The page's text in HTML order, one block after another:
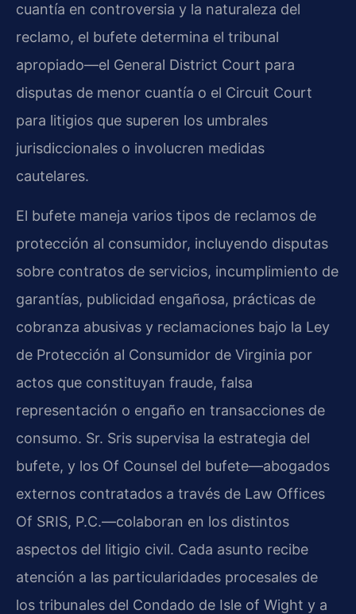
cuantía en controversia y la naturaleza del
reclamo, el bufete determina el tribunal
apropiado—el General District Court para
disputas de menor cuantía o el Circuit Court
para litigios que superen los umbrales
jurisdiccionales o involucren medidas
cautelares.
El bufete maneja varios tipos de reclamos de
protección al consumidor, incluyendo disputas
sobre contratos de servicios, incumplimiento de
garantías, publicidad engañosa, prácticas de
cobranza abusivas y reclamaciones bajo la Ley
de Protección al Consumidor de Virginia por
actos que constituyan fraude, falsa
representación o engaño en transacciones de
consumo. Sr. Sris supervisa la estrategia del
bufete, y los Of Counsel del bufete—abogados
externos contratados a través de Law Offices
Of SRIS, P.C.—colaboran en los distintos
aspectos del litigio civil. Cada asunto recibe
atención a las particularidades procesales de
los tribunales del Condado de Isle of Wight y a